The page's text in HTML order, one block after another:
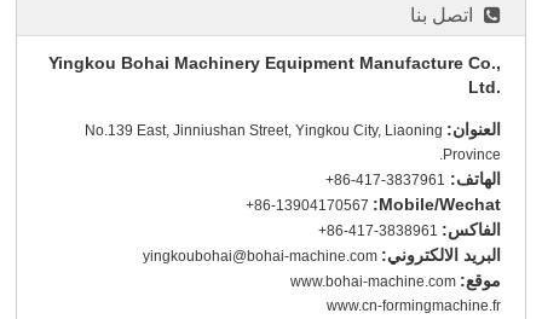
اتصل بنا
Yingkou Bohai Machinery Equipment Manufacture Co.,
Ltd.
العنوان: No.139 East, Jinniushan Street, Yingkou City, Liaoning
Province.
الهاتف: +86-417-3837961
Mobile/Wechat:
+86-13904170567
الفاكس: +86-417-3838961
البريد الالكتروني: yingkoubohai@bohai-machine.com
موقع: www.bohai-machine.com
www.cn-formingmachine.fr